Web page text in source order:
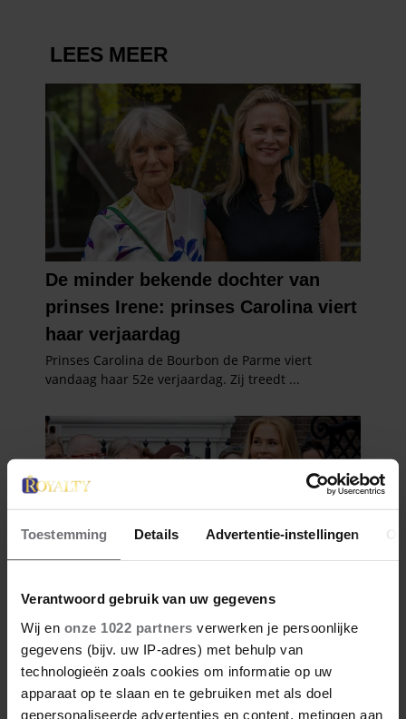
Toestemming Details Advertentie-instellingen
Verantwoord gebruik van uw gegevens
Wij en onze 1022 partners verwerken je persoonlijke
gegevens (bijv. uw IP-adres) met behulp van
technologieën zoals cookies om informatie op uw
apparaat op te slaan en te gebruiken met als doel
gepersonaliseerde advertenties en content, metingen aan